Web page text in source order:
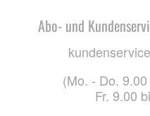
Abo- und
(Mo. - Do.
Fr. 9.00